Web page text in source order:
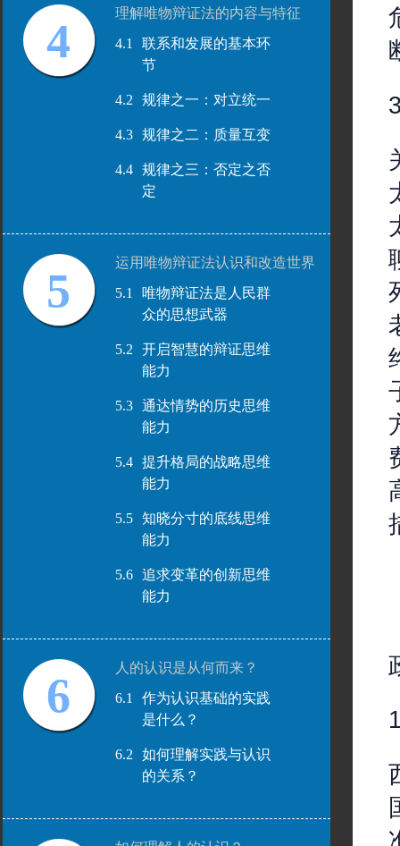
4
理解唯物辩证法的内容与特征
4.1
联系和发展的基本环
节
4.2 规律之一：对立统一
4.3 规律之二：质量互变
4.4
规律之三：否定之否
定
5
运用唯物辩证法认识和改造世界
5.1
唯物辩证法是人民群
众的思想武器
5.2
开启智慧的辩证思维
能力
5.3
通达情势的历史思维
能力
5.4
提升格局的战略思维
能力
5.5
知晓分寸的底线思维
能力
5.6
追求变革的创新思维
能力
6
人的认识是从何而来？
6.1
作为认识基础的实践
是什么？
6.2
如何理解实践与认识
的关系？